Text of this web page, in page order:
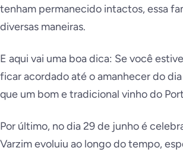
tenham permanecido intactos, essa
diversas maneiras.
E aqui vai uma boa dica: Se você
ficar acordado até o amanhecer do
que um bom e tradicional vinho do
Por último, no dia 29 de junho é
Varzimevoluiu ao longo do tempo,